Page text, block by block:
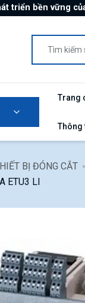
triển bền vững
Trang
Thông
BỊ ĐÓNG CẮT
ETU3 LI